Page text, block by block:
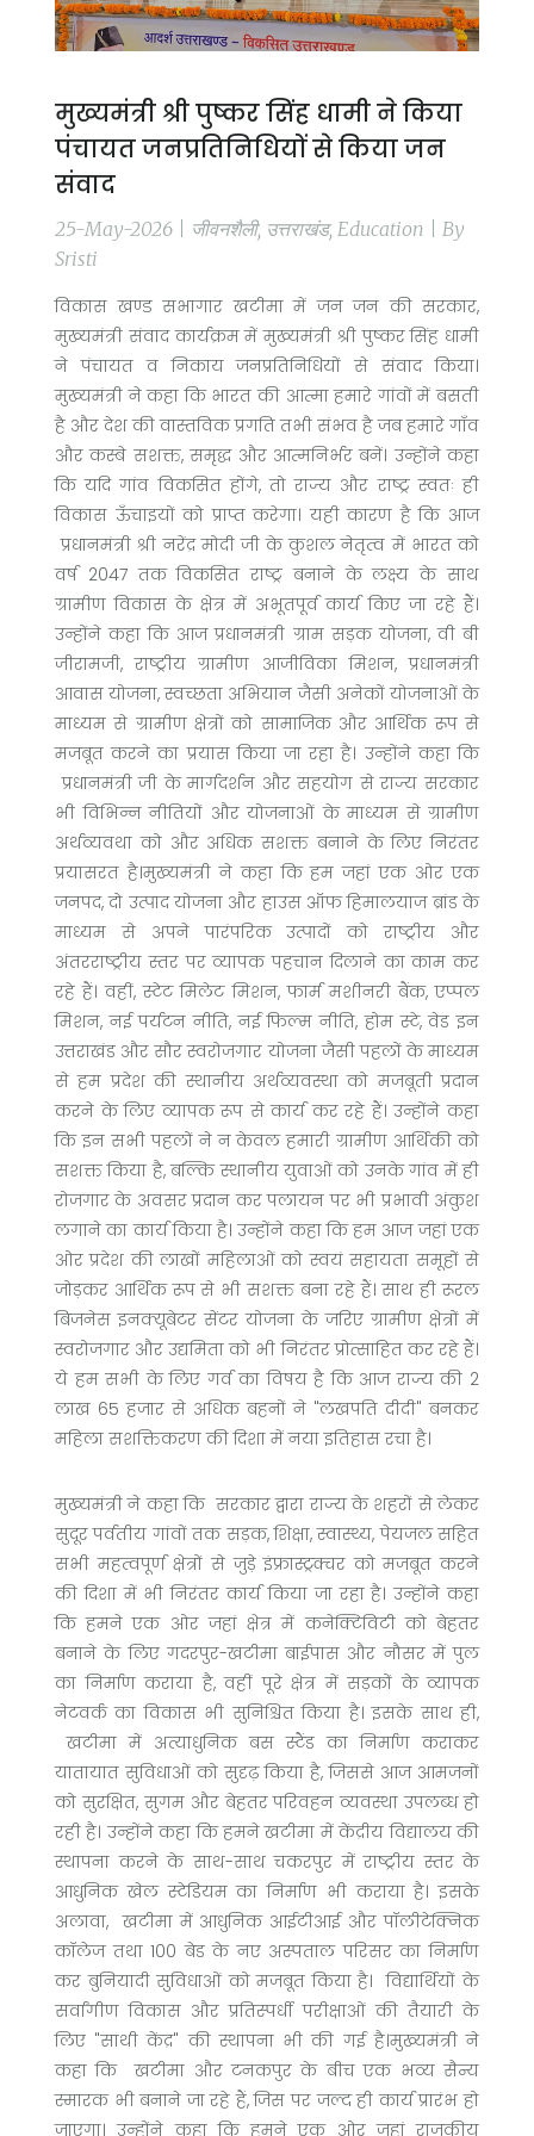
मुख्यमंत्री श्री पुष्कर सिंह धामी ने किया
पंचायत जनप्रतिनिधियों से किया जन
संवाद
25-May-2026 | जीवनशैली, उत्तराखंड, Education | By
Sristi
विकास खण्ड सभागार खटीमा में जन जन की सरकार,
मुख्यमंत्री संवाद कार्यक्रम में मुख्यमंत्री श्री पुष्कर सिंह धामी
ने पंचायत व निकाय जनप्रतिनिधियों से संवाद किया।
मुख्यमंत्री ने कहा कि भारत की आत्मा हमारे गांवों में बसती
है और देश की वास्तविक प्रगति तभी संभव है जब हमारे गाँव
और कस्बे सशक्त, समृद्ध और आत्मनिर्भर बनें। उन्होंने कहा
कि यदि गांव विकसित होंगे, तो राज्य और राष्ट्र स्वतः ही
विकास ऊँचाइयों को प्राप्त करेगा। यही कारण है कि आज
प्रधानमंत्री श्री नरेंद्र मोदी जी के कुशल नेतृत्व में भारत को
वर्ष 2047 तक विकसित राष्ट्र बनाने के लक्ष्य के साथ
ग्रामीण विकास के क्षेत्र में अभूतपूर्व कार्य किए जा रहे हैं।
उन्होंने कहा कि आज प्रधानमंत्री ग्राम सड़क योजना, वी बी
जीरामजी, राष्ट्रीय ग्रामीण आजीविका मिशन, प्रधानमंत्री
आवास योजना, स्वच्छता अभियान जैसी अनेकों योजनाओं के
माध्यम से ग्रामीण क्षेत्रों को सामाजिक और आर्थिक रूप से
मजबूत करने का प्रयास किया जा रहा है। उन्होंने कहा कि
प्रधानमंत्री जी के मार्गदर्शन और सहयोग से राज्य सरकार
भी विभिन्न नीतियों और योजनाओं के माध्यम से ग्रामीण
अर्थव्यवथा को और अधिक सशक्त बनाने के लिए निरंतर
प्रयासरत है।मुख्यमंत्री ने कहा कि हम जहां एक ओर एक
जनपद, दो उत्पाद योजना और हाउस ऑफ हिमालयाज ब्रांड के
माध्यम से अपने पारंपरिक उत्पादों को राष्ट्रीय और
अंतरराष्ट्रीय स्तर पर व्यापक पहचान दिलाने का काम कर
रहे हैं। वहीं, स्टेट मिलेट मिशन, फार्म मशीनरी बैंक, एप्पल
मिशन, नई पर्यटन नीति, नई फिल्म नीति, होम स्टे, वेड इन
उत्तराखंड और सौर स्वरोजगार योजना जैसी पहलों के माध्यम
से हम प्रदेश की स्थानीय अर्थव्यवस्था को मजबूती प्रदान
करने के लिए व्यापक रूप से कार्य कर रहे हैं। उन्होंने कहा
कि इन सभी पहलों ने न केवल हमारी ग्रामीण आर्थिकी को
सशक्त किया है, बल्कि स्थानीय युवाओं को उनके गांव में ही
रोजगार के अवसर प्रदान कर पलायन पर भी प्रभावी अंकुश
लगाने का कार्य किया है। उन्होंने कहा कि हम आज जहां एक
ओर प्रदेश की लाखों महिलाओं को स्वयं सहायता समूहों से
जोड़कर आर्थिक रूप से भी सशक्त बना रहे हैं। साथ ही रूरल
बिजनेस इनक्यूबेटर सेंटर योजना के जरिए ग्रामीण क्षेत्रों में
स्वरोजगार और उद्यमिता को भी निरंतर प्रोत्साहित कर रहे हैं।
ये हम सभी के लिए गर्व का विषय है कि आज राज्य की 2
लाख 65 हजार से अधिक बहनों ने "लखपति दीदी" बनकर
महिला सशक्तिकरण की दिशा में नया इतिहास रचा है।
मुख्यमंत्री ने कहा कि सरकार द्वारा राज्य के शहरों से लेकर
सुदूर पर्वतीय गांवों तक सड़क, शिक्षा, स्वास्थ्य, पेयजल सहित
सभी महत्वपूर्ण क्षेत्रों से जुड़े इंफ्रास्ट्रक्चर को मजबूत करने
की दिशा में भी निरंतर कार्य किया जा रहा है। उन्होंने कहा
कि हमने एक ओर जहां क्षेत्र में कनेक्टिविटी को बेहतर
बनाने के लिए गदरपुर-खटीमा बाईपास और नौसर में पुल
का निर्माण कराया है, वहीं पूरे क्षेत्र में सड़कों के व्यापक
नेटवर्क का विकास भी सुनिश्चित किया है। इसके साथ ही,
खटीमा में अत्याधुनिक बस स्टैंड का निर्माण कराकर
यातायात सुविधाओं को सुदृढ़ किया है, जिससे आज आमजनों
को सुरक्षित, सुगम और बेहतर परिवहन व्यवस्था उपलब्ध हो
रही है। उन्होंने कहा कि हमने खटीमा में केंद्रीय विद्यालय की
स्थापना करने के साथ-साथ चकरपुर में राष्ट्रीय स्तर के
आधुनिक खेल स्टेडियम का निर्माण भी कराया है। इसके
अलावा, खटीमा में आधुनिक आईटीआई और पॉलीटेक्निक
कॉलेज तथा 100 बेड के नए अस्पताल परिसर का निर्माण
कर बुनियादी सुविधाओं को मजबूत किया है। विद्यार्थियों के
सर्वांगीण विकास और प्रतिस्पर्धी परीक्षाओं की तैयारी के
लिए "साथी केंद्र" की स्थापना भी की गई है।मुख्यमंत्री ने
कहा कि खटीमा और टनकपुर के बीच एक भव्य सैन्य
स्मारक भी बनाने जा रहे हैं, जिस पर जल्द ही कार्य प्रारंभ हो
जाएगा। उन्होंने कहा कि हमने एक ओर जहां राजकीय